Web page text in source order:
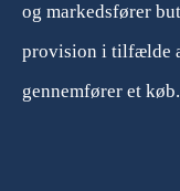
og markedsfører
provision i tilfælde
gennemfører et køb.